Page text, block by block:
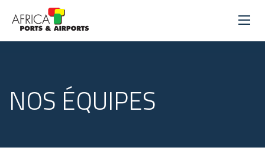
NOS ÉQUIPES